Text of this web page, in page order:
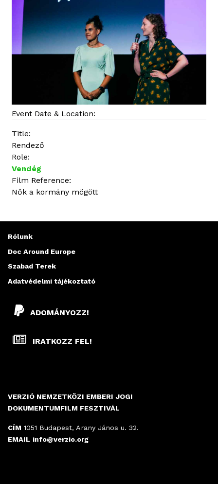
Event Date & Location:
Title:
Rendező
Role:
Vendég
Film Reference:
Nők a kormány mögött
VERZIÓ NEMZETKÖZI EMBERI JOGI
DOKUMENTUMFILM FESZTIVÁL
CÍM 1051 Budapest, Arany János u. 32.
EMAIL info@verzio.org
ADOMÁNYOZZ!
IRATKOZZ FEL!
Rólunk
Doc Around Europe
Szabad Terek
Adatvédelmi tájékoztató